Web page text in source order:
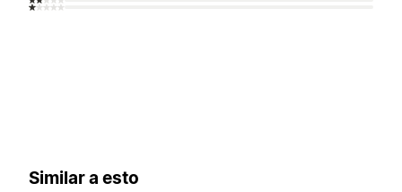
Similar a esto